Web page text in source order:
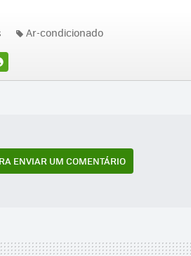
Ar-condicionado
ENVIAR UM COMENTÁRIO